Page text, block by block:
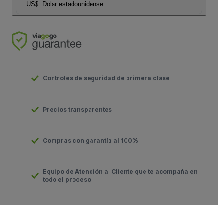
US$ Dolar estadounidense
Controles de seguridad de primera clase
Precios transparentes
Compras con garantía al 100%
Equipo de Atención al Cliente que te acompaña en
todo el proceso